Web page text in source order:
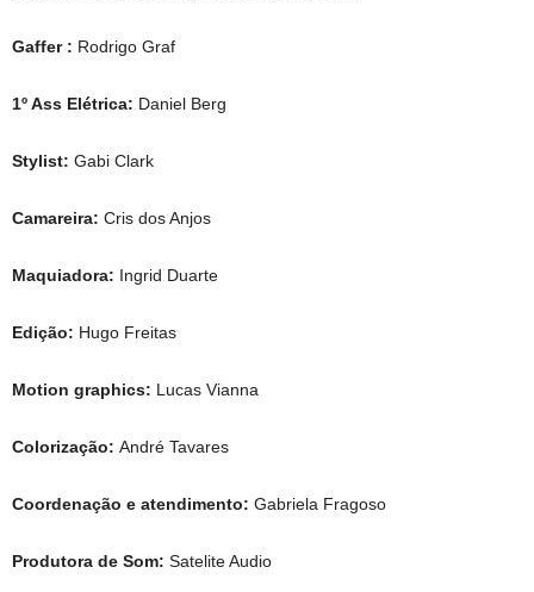
Gaffer : Rodrigo Graf
1º Ass Elétrica: Daniel Berg
Stylist: Gabi Clark
Camareira: Cris dos Anjos
Maquiadora: Ingrid Duarte
Edição: Hugo Freitas
Motion graphics: Lucas Vianna
Colorização: André Tavares
Coordenação e atendimento: Gabriela Fragoso
Produtora de Som: Satelite Audio